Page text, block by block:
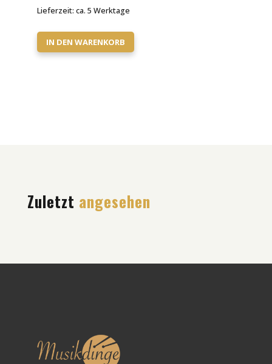
Lieferzeit: ca. 5 Werktage
IN DEN WARENKORB
Zuletzt angesehen